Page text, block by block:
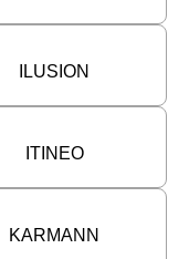
ILUSION
ITINEO
KARMANN